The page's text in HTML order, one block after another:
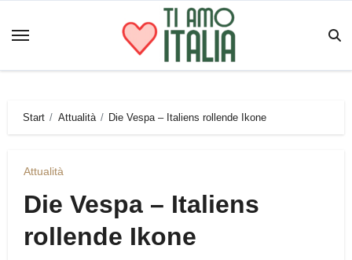
Inhalt
Start Attualità Die Vespa – Italiens rollende Ikone
Attualità
Die Vespa – Italiens
rollende Ikone